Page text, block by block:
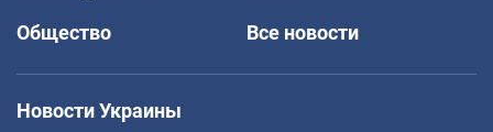
Общество
Все новости
Новости Украины